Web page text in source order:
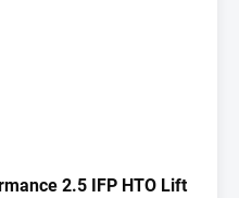
2.5 IFP HTO Lift